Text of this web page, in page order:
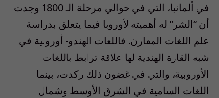
في ألمانيا، التي في حوالي مرحلة الـ 1800 وجدت
أن “الشر” له أهميته لأوروبا فيما يتعلق بدراسة
علم اللغات المقارن. فاللغات الهندو- أوروبية في
شبه القارة الهندية لها علاقة ترابط باللغات
الأوروبية، والتي في غضون ذلك ركدت، بينما
اللغات السامية في الشرق الأوسط وشمال